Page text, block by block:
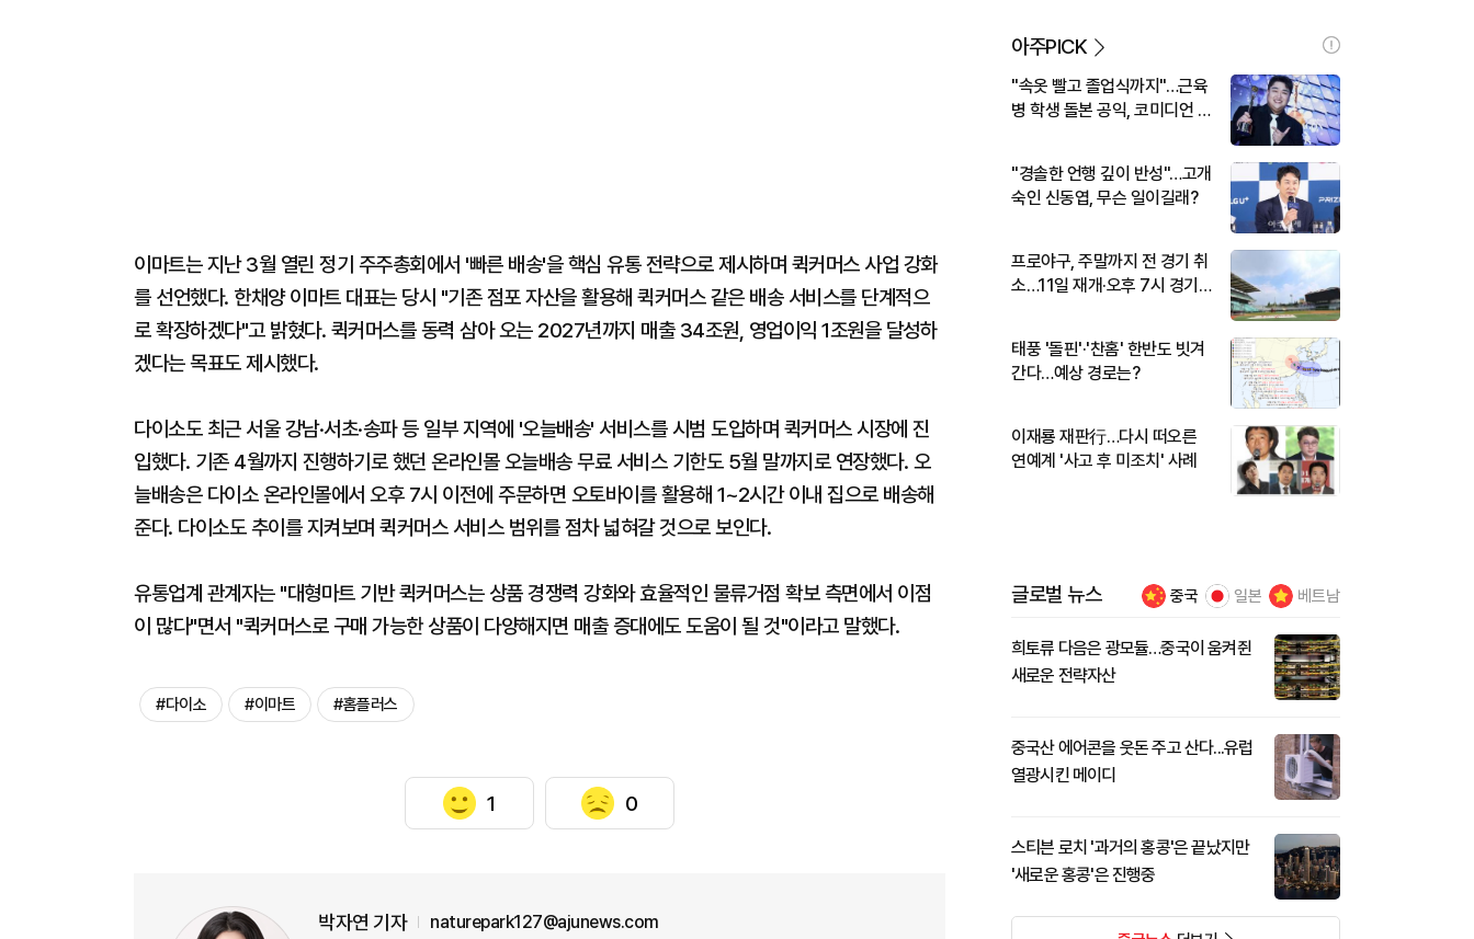
이마트는 지난 3월 열린 정기 주주총회에서 '빠른 배송'을 핵심 유통 전략으로 제시하며 퀵커머스 사업 강화
를 선언했다. 한채양 이마트 대표는 당시 "기존 점포 자산을 활용해 퀵커머스 같은 배송 서비스를 단계적으
로 확장하겠다"고 밝혔다. 퀵커머스를 동력 삼아 오는 2027년까지 매출 34조원, 영업이익 1조원을 달성하
겠다는 목표도 제시했다.
다이소도 최근 서울 강남·서초·송파 등 일부 지역에 '오늘배송' 서비스를 시범 도입하며 퀵커머스 시장에 진
입했다. 기존 4월까지 진행하기로 했던 온라인몰 오늘배송 무료 서비스 기한도 5월 말까지로 연장했다. 오
늘배송은 다이소 온라인몰에서 오후 7시 이전에 주문하면 오토바이를 활용해 1~2시간 이내 집으로 배송해
준다. 다이소도 추이를 지켜보며 퀵커머스 서비스 범위를 점차 넓혀갈 것으로 보인다.
유통업계 관계자는 "대형마트 기반 퀵커머스는 상품 경쟁력 강화와 효율적인 물류거점 확보 측면에서 이점
이 많다"면서 "퀵커머스로 구매 가능한 상품이 다양해지면 매출 증대에도 도움이 될 것"이라고 말했다.
#다이소 #이마트 #홈플러스
1 0
박자연 기자 naturepark127@ajunews.com
아주PICK
"속옷 빨고 졸업식까지"…근육
병 학생 돌본 공익, 코미디언 김
"경솔한 언행 깊이 반성"…고개
숙인 신동엽, 무슨 일이길래?
프로야구, 주말까지 전 경기 취
소…11일 재개·오후 7시 경기
태풍 '돌핀'·'찬홈' 한반도 빗겨
간다…예상 경로는?
이재룡 재판行…다시 떠오른
연예계 '사고 후 미조치' 사례
글로벌 뉴스 중국 일본 베트남
희토류 다음은 광모듈…중국이 움켜쥔
새로운 전략자산
중국산 에어콘을 웃돈 주고 산다...유럽
열광시킨 메이디
스티븐 로치 '과거의 홍콩'은 끝났지만
'새로운 홍콩'은 진행중